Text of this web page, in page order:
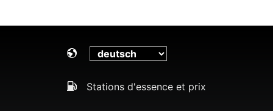
Stations d'essence et prix